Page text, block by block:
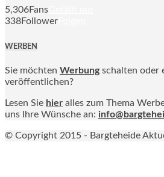
5,306Fans
338Follower
WERBEN
Sie möchten Werbung schalten oder
veröffentlichen?
Lesen Sie hier alles zum Thema
uns Ihre Wünsche an:
© Copyright 2015 - Bargteheide